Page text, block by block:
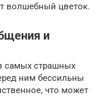
волшебный цветок.
и
самых страшных
ним бессильны
что может